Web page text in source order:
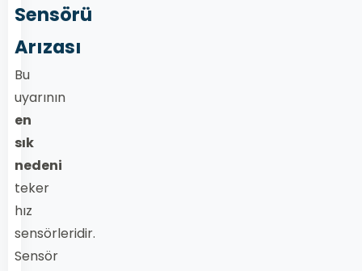
Sensörü
Arızası
Bu
uyarının
en
sık
nedeni
teker
hız
sensörleridir.
Sensör